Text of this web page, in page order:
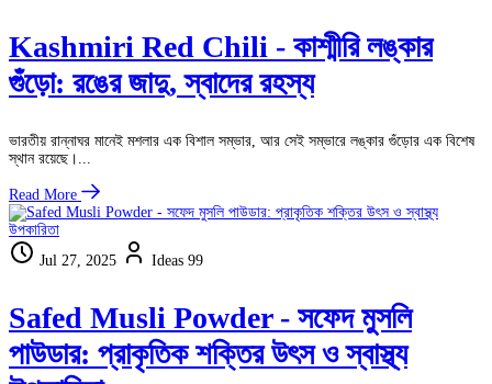
Kashmiri Red Chili - কাশ্মীরি লঙ্কার
গুঁড়ো: রঙের জাদু, স্বাদের রহস্য
ভারতীয় রান্নাঘর মানেই মশলার এক বিশাল সম্ভার, আর সেই সম্ভারে লঙ্কার গুঁড়োর এক বিশেষ
স্থান রয়েছে।...
Read More
Jul 27, 2025 Ideas 99
Safed Musli Powder - সফেদ মুসলি
পাউডার: প্রাকৃতিক শক্তির উৎস ও স্বাস্থ্য